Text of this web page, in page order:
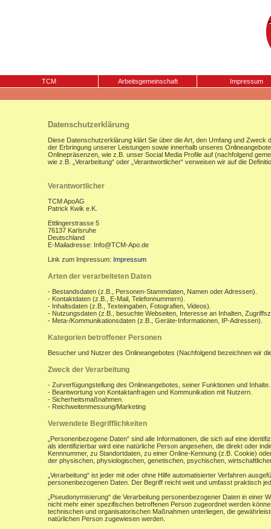
TCM Arbeitsgemeinschaft Impressum
Datenschutzerklärung
Diese Datenschutzerklärung klärt Sie über die Art, den Umfang und
der Erbringung unserer Leistungen sowie innerhalb unseres
Onlinepräsenzen, wie z.B. unser Social Media Profile auf (nachfolgend
wie z.B. „Verarbeitung“ oder „Verantwortlicher“ verweisen wir auf die
Verantwortlicher
TCM ApoAG
Patrick Kwik e.K.
Ettlingerstrasse 5
76137 Karlsruhe
Deutschland
E-Mailadresse: Info@TCM-Apo.de
Link zum Impressum: Impressum
Arten der verarbeiteten Daten
- Bestandsdaten (z.B., Personen-Stammdaten, Namen oder Adressen).
- Kontaktdaten (z.B., E-Mail, Telefonnummern).
- Inhaltsdaten (z.B., Texteingaben, Fotografien, Videos).
- Nutzungsdaten (z.B., besuchte Webseiten, Interesse an Inhalten,
- Meta-/Kommunikationsdaten (z.B., Geräte-Informationen, IP-Adressen).
Kategorien betroffener Personen
Besucher und Nutzer des Onlineangebotes (Nachfolgend bezeichnen wir
Zweck der Verarbeitung
- Zurverfügungstellung des Onlineangebotes, seiner Funktionen und Inhalte.
- Beantwortung von Kontaktanfragen und Kommunikation mit Nutzern.
- Sicherheitsmaßnahmen.
- Reichweitenmessung/Marketing
Verwendete Begrifflichkeiten
„Personenbezogene Daten“ sind alle Informationen, die sich auf eine
als identifizierbar wird eine natürliche Person angesehen, die direkt oder
Kennnummer, zu Standortdaten, zu einer Online-Kennung (z.B. Cookie)
der physischen, physiologischen, genetischen, psychischen,
„Verarbeitung“ ist jeder mit oder ohne Hilfe automatisierter Verfahren
personenbezogenen Daten. Der Begriff reicht weit und umfasst praktisch
„Pseudonymisierung“ die Verarbeitung personenbezogener Daten in
nicht mehr einer spezifischen betroffenen Person zugeordnet werden
technischen und organisatorischen Maßnahmen unterliegen, die
natürlichen Person zugewiesen werden.